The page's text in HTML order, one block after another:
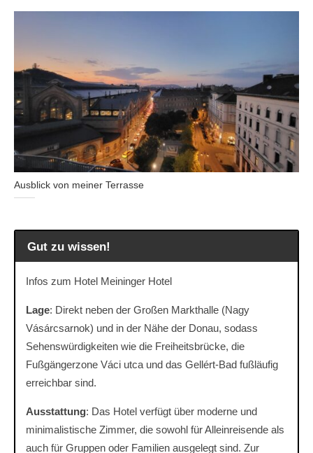
Ausblick von meiner Terrasse
Gut zu wissen!
Infos zum Hotel Meininger Hotel
Lage: Direkt neben der Großen Markthalle (Nagy
Vásárcsarnok) und in der Nähe der Donau, sodass
Sehenswürdigkeiten wie die Freiheitsbrücke, die
Fußgängerzone Váci utca und das Gellért-Bad fußläufig
erreichbar sind.
Ausstattung: Das Hotel verfügt über moderne und
minimalistische Zimmer, die sowohl für Alleinreisende als
auch für Gruppen oder Familien ausgelegt sind. Zur